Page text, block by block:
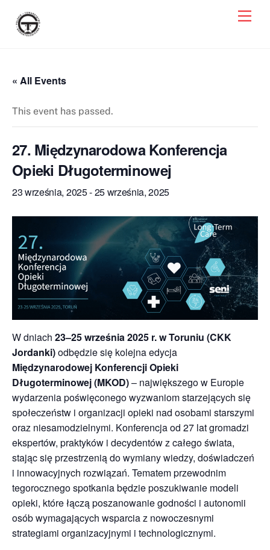
content
« All Events
This event has passed.
27. Międzynarodowa Konferencja
Opieki Długoterminowej
23 września, 2025-25 września, 2025
W dniach 23–25 września 2025 r. w Toruniu (CKK
Jordanki)odbędzie się kolejna edycja
Międzynarodowej Konferencji Opieki
Długoterminowej (MKOD)– największego w Europie
wydarzenia poświęconego wyzwaniom starzejących się
społeczeństw i organizacji opieki nad osobami starszymi
oraz niesamodzielnymi. Konferencja od 27 lat gromadzi
ekspertów, praktyków i decydentów z całego świata,
stając się przestrzenią do wymiany wiedzy, doświadczeń
i innowacyjnych rozwiązań. Tematem przewodnim
tegorocznego spotkania będzie poszukiwanie modeli
opieki, które łączą poszanowanie godności i autonomii
osób wymagających wsparcia z nowoczesnymi
strategiami organizacyjnymi i technologicznymi.